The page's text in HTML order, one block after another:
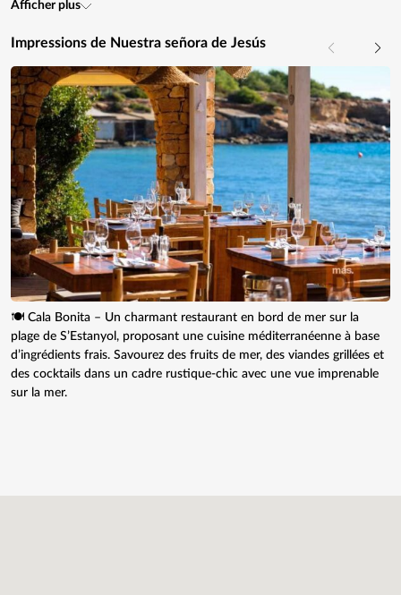
Afficher plus
Impressions de Nuestra señora de Jesús
🍽️ Cala Bonita – Un charmant restaurant en bord de mer sur la
plage de S’Estanyol, proposant une cuisine méditerranéenne à base
d’ingrédients frais. Savourez des fruits de mer, des viandes grillées et
des cocktails dans un cadre rustique-chic avec une vue imprenable
sur la mer.